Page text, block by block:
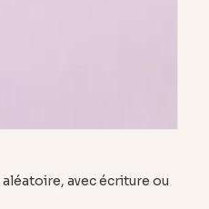
avec écriture ou